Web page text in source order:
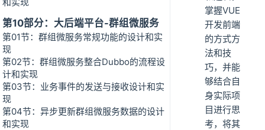
第10部分：大后端平台-群组微服务
第01节：群组微服务常规功能的设计和实
现
第02节：群组微服务整合Dubbo的流程设
计和实现
第03节：业务事件的发送与接收设计和实
现
第04节：异步更新群组微服务数据的设计
和实现
掌握VUE
开发前端
的方式方
法和技
巧，并能
够结合自
身实际项
目进行思
考，将其